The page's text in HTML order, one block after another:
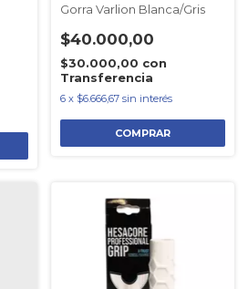
Gorra Varlion Blanca/Gris
$40.000,00
$30.000,00 con
Transferencia
6 x $6.666,67 sin interés